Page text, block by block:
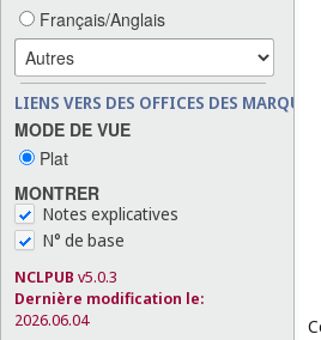
Français/Anglais
LIENS VERS DES OFFICES DES MARQUES
MODE DE VUE
Plat
MONTRER
Notes explicatives
N° de base
NCLPUB v5.0.3
Dernière modification le:
2026.06.04